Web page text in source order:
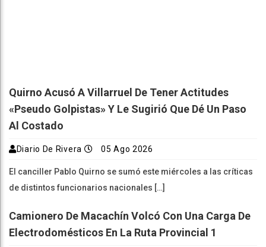
Quirno Acusó A Villarruel De Tener Actitudes
«pseudo Golpistas» Y Le Sugirió Que Dé Un Paso
Al Costado
Diario De Rivera 05 Ago 2026
El canciller Pablo Quirno se sumó este miércoles a las críticas
de distintos funcionarios nacionales […]
Camionero De Macachín Volcó Con Una Carga De
Electrodomésticos En La Ruta Provincial 1